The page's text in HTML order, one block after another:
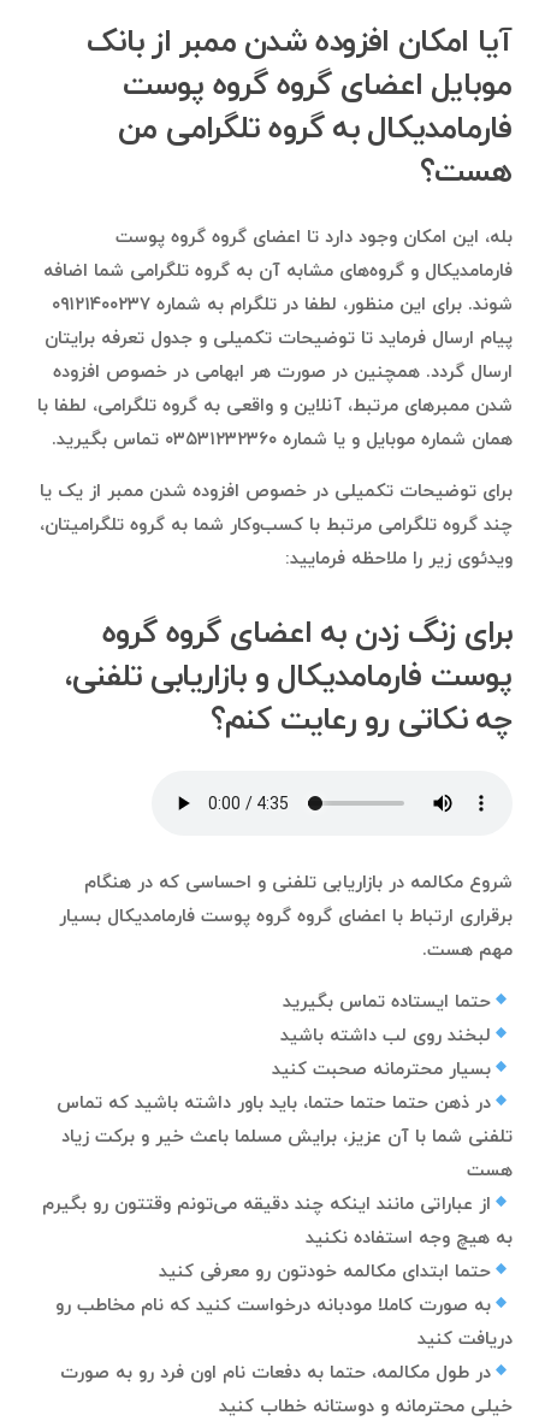
آیا امکان افزوده شدن ممبر از بانک
موبایل اعضای گروه گروه پوست
فارمامدیکال به گروه تلگرامی من
هست؟
بله، این امکان وجود دارد تا اعضای گروه گروه پوست
فارمامدیکال و گروه‌های مشابه آن به گروه تلگرامی شما اضافه
شوند. برای این منظور، لطفا در تلگرام به شماره ۰۹۱۲۱۴۰۰۲۳۷
پیام ارسال فرماید تا توضیحات تکمیلی و جدول تعرفه برایتان
ارسال گردد. همچنین در صورت هر ابهامی در خصوص افزوده
شدن ممبرهای مرتبط، آنلاین و واقعی به گروه تلگرامی، لطفا با
همان شماره موبایل و یا شماره ۰۳۵۳۱۲۳۲۳۶۰ تماس بگیرید.
برای توضیحات تکمیلی در خصوص افزوده شدن ممبر از یک یا
چند گروه تلگرامی مرتبط با کسب‌وکار شما به گروه تلگرامیتان،
ویدئوی زیر را ملاحظه فرمایید:
برای زنگ زدن به اعضای گروه گروه
پوست فارمامدیکال و بازاریابی تلفنی،
چه نکاتی رو رعایت کنم؟
شروع مکالمه در بازاریابی تلفنی و احساسی که در هنگام
برقراری ارتباط با اعضای گروه گروه پوست فارمامدیکال بسیار
مهم هست.
حتما ایستاده تماس بگیرید
لبخند روی لب داشته باشید
بسیار محترمانه صحبت کنید
در ذهن حتما حتما حتما، باید باور داشته باشید که تماس
تلفنی شما با آن عزیز، برایش مسلما باعث خیر و برکت زیاد
هست
از عباراتی مانند اینکه چند دقیقه می‌تونم وقتتون رو بگیرم
به هیچ وجه استفاده نکنید
حتما ابتدای مکالمه خودتون رو معرفی کنید
به صورت کاملا مودبانه درخواست کنید که نام مخاطب رو
دریافت کنید
در طول مکالمه، حتما به دفعات نام اون فرد رو به صورت
خیلی محترمانه و دوستانه خطاب کنید